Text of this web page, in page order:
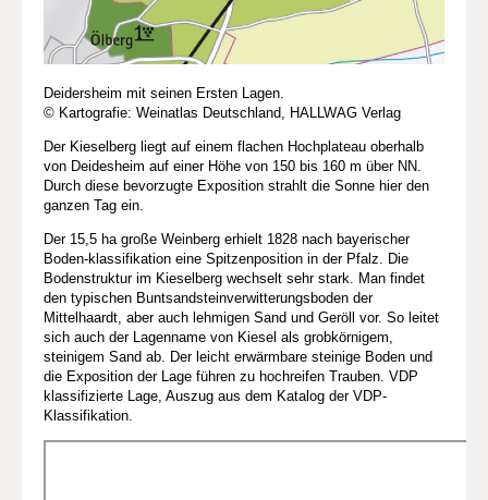
Deidersheim mit seinen Ersten Lagen.
© Kartografie: Weinatlas Deutschland, HALLWAG Verlag
Der Kieselberg liegt auf einem flachen Hochplateau oberhalb
von Deidesheim auf einer Höhe von 150 bis 160 m über NN.
Durch diese bevorzugte Exposition strahlt die Sonne hier den
ganzen Tag ein.
Der 15,5 ha große Weinberg erhielt 1828 nach bayerischer
Boden-klassifikation eine Spitzenposition in der Pfalz. Die
Bodenstruktur im Kieselberg wechselt sehr stark. Man findet
den typischen Buntsandsteinverwitterungsboden der
Mittelhaardt, aber auch lehmigen Sand und Geröll vor. So leitet
sich auch der Lagenname von Kiesel als grobkörnigem,
steinigem Sand ab. Der leicht erwärmbare steinige Boden und
die Exposition der Lage führen zu hochreifen Trauben. VDP
klassifizierte Lage, Auszug aus dem Katalog der VDP-
Klassifikation.